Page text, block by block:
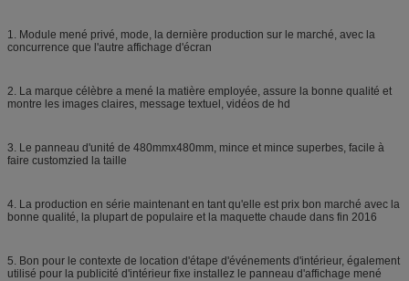
1. Module mené privé, mode, la dernière production sur le marché, avec la
concurrence que l'autre affichage d'écran
2. La marque célèbre a mené la matière employée, assure la bonne qualité et
montre les images claires, message textuel, vidéos de hd
3. Le panneau d'unité de 480mmx480mm, mince et mince superbes, facile à
faire customzied la taille
4. La production en série maintenant en tant qu'elle est prix bon marché avec la
bonne qualité, la plupart de populaire et la maquette chaude dans fin 2016
5. Bon pour le contexte de location d'étape d'événements d'intérieur, également
utilisé pour la publicité d'intérieur fixe installez le panneau d'affichage mené